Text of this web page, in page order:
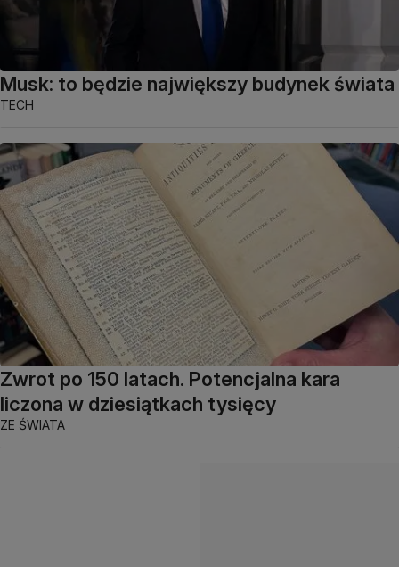
Musk: to będzie największy budynek świata
TECH
Zwrot po 150 latach. Potencjalna kara
liczona w dziesiątkach tysięcy
ZE ŚWIATA